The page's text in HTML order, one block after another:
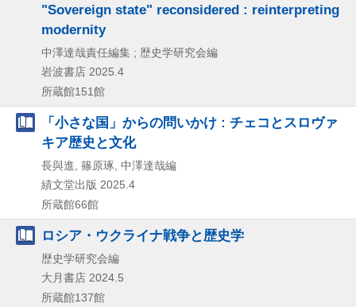
"Sovereign state" reconsidered : reinterpreting
modernity
中澤達哉責任編集 ; 歴史学研究会編
岩波書店 2025.4
所蔵館151館
「小さな国」からの問いかけ : チェコとスロヴァ
キア歴史と文化
長與進, 篠原琢, 中澤達哉編
績文堂出版 2025.4
所蔵館66館
ロシア・ウクライナ戦争と歴史学
歴史学研究会編
大月書店 2024.5
所蔵館137館